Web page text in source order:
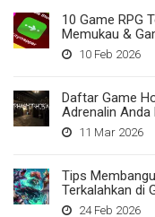
10 Game RPG
Memukau &
10 Feb 2026
Daftar Game
Adrenalin
11 Mar 2026
Tips
Terkalahkan di
24 Feb 2026